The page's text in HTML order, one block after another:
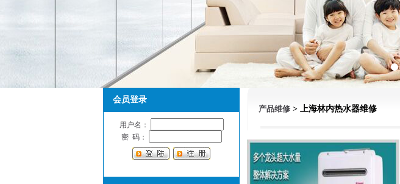
会员登录
用户名：
密 码：
产品维修 > 上海林内热水器维修